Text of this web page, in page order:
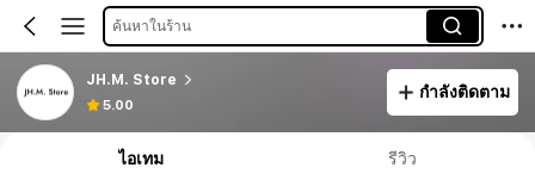
ค้นหาในร้าน
JH.M. Store
5.00
กำลังติดตาม
ไอเทม รีวิว